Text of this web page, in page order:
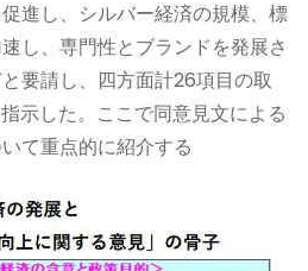
進し、シルバー経済の規模、標
し、専門性とブランドを発展さ
要請し、四方面計26項目の取
示した。ここで同意見文による
て重点的に紹介する